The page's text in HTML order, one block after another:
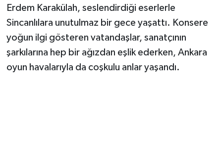
Erdem Karakülah, seslendirdiği eserlerle
Sincanlılara unutulmaz bir gece yaşattı. Konsere
yoğun ilgi gösteren vatandaşlar, sanatçının
şarkılarına hep bir ağızdan eşlik ederken, Ankara
oyun havalarıyla da coşkulu anlar yaşandı.